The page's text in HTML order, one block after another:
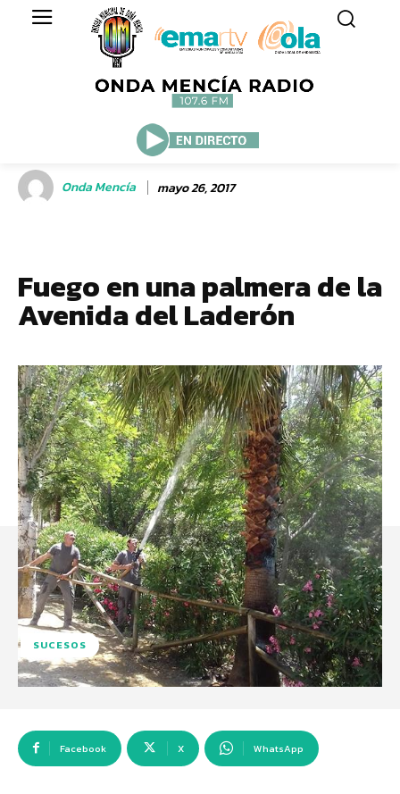
Onda Mencía mayo 26, 2017
Fuego en una palmera de la
Avenida del Laderón
SUCESOS
Facebook X WhatsApp